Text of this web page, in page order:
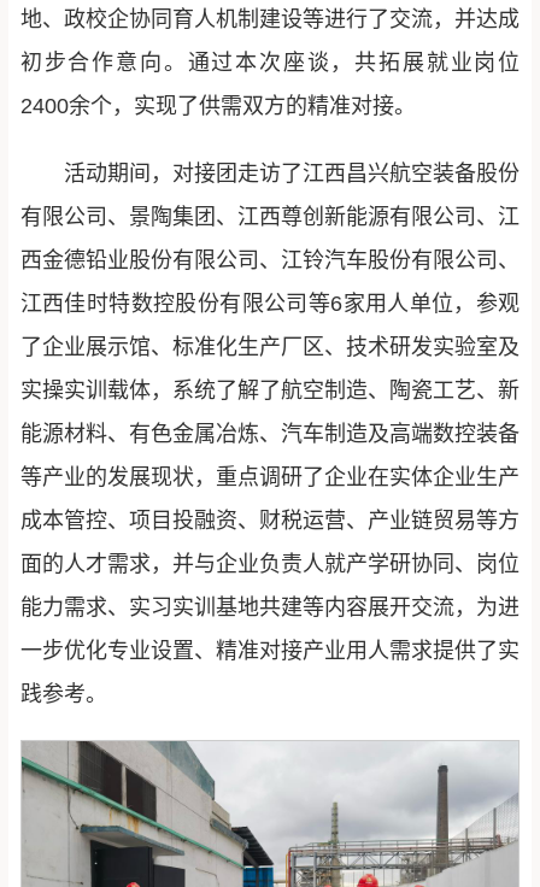
地、政校企协同育人机制建设等进行了交流，并达成
初步合作意向。通过本次座谈，共拓展就业岗位
2400余个，实现了供需双方的精准对接。
活动期间，对接团走访了江西昌兴航空装备股份
有限公司、景陶集团、江西尊创新能源有限公司、江
西金德铅业股份有限公司、江铃汽车股份有限公司、
江西佳时特数控股份有限公司等6家用人单位，参观
了企业展示馆、标准化生产厂区、技术研发实验室及
实操实训载体，系统了解了航空制造、陶瓷工艺、新
能源材料、有色金属冶炼、汽车制造及高端数控装备
等产业的发展现状，重点调研了企业在实体企业生产
成本管控、项目投融资、财税运营、产业链贸易等方
面的人才需求，并与企业负责人就产学研协同、岗位
能力需求、实习实训基地共建等内容展开交流，为进
一步优化专业设置、精准对接产业用人需求提供了实
践参考。